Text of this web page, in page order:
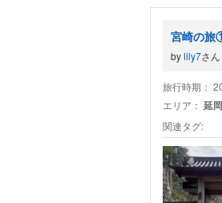
宮崎の
bylily7さん
旅行時期：
エリア： 延岡
関連タグ: